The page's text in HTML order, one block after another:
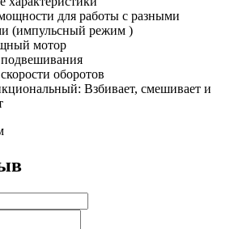
для работы с разными
(импульсный режим )
мотор
оборотов
Взбивает, смешивает и